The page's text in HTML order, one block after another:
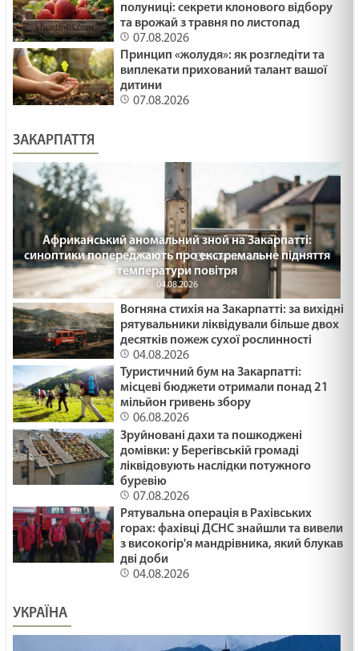
ПРИКРІ ЛЮДИ /1487/ Майтеся файно
29.01.2025
Що воно могло бути? Лк18:35-43. 36 - а неділя
МОЛИТВА І ПРИБИРАННЯ /1486/ Майтеся
файно
29.01.2025
СТАТИ СВЯТИМ /1485/ Майтеся файно
29.01.2025
ПОДАРУВАТИ ОСЛИКА /1484/ Майтеся файно
29.01.2025
ЯК ВИЖИТИ /1483/ Майтеся файно
29.01.2025
ВІДНОВИТИСЬ /1482/ Майтеся файно
29.01.2025
МНОЖИТИ ВОГОНЬ БЛАГОСЛОВІННЯ /1481/
Ти належиш багатству чи воно - тобі? Лк 18:18-
полуниці: секрети клонового відбору
та врожай з травня по листопад
07.08.2026
Принцип «жолудя»: як розгледіти та
виплекати прихований талант вашої
дитини
07.08.2026
ЗАКАРПАТТЯ
Африканський аномальний зной на Закарпатті:
синоптики попереджають про екстремальне підняття
температури повітря
04.08.2026
Вогняна стихія на Закарпатті: за вихідні
рятувальники ліквідували більше двох
десятків пожеж сухої рослинності
04.08.2026
Туристичний бум на Закарпатті:
місцеві бюджети отримали понад 21
мільйон гривень збору
06.08.2026
Зруйновані дахи та пошкоджені
домівки: у Берегівській громаді
ліквідовують наслідки потужного
буревію
07.08.2026
Рятувальна операція в Рахівських
горах: фахівці ДСНС знайшли та вивели
з високогір'я мандрівника, який блукав
дві доби
04.08.2026
УКРАЇНА